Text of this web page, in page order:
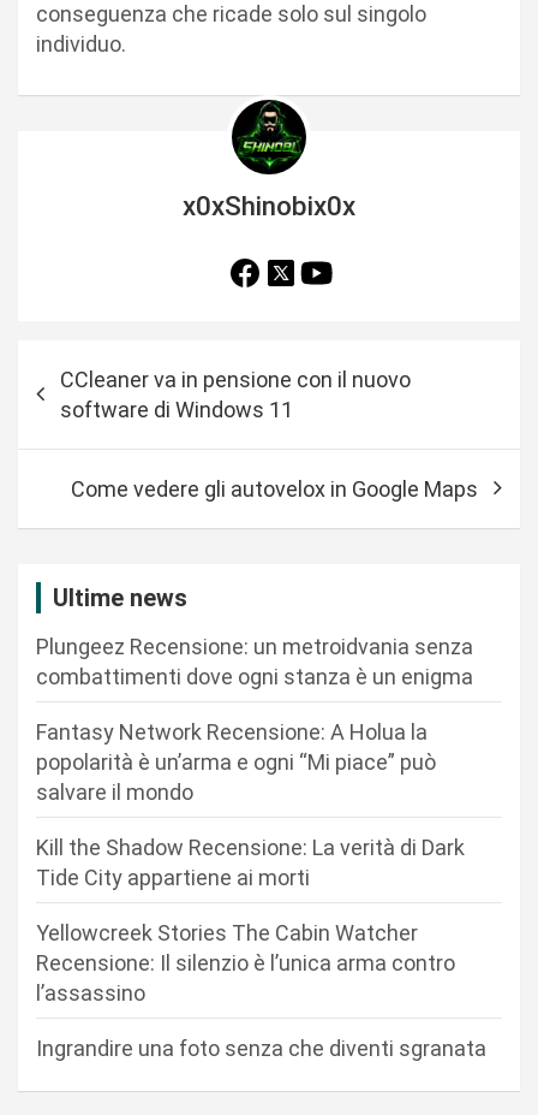
conseguenza che ricade solo sul singolo
individuo.
x0xShinobix0x
CCleaner va in pensione con il nuovo
software di Windows 11
Come vedere gli autovelox in Google Maps
Ultime news
Plungeez Recensione: un metroidvania senza
combattimenti dove ogni stanza è un enigma
Fantasy Network Recensione: A Holua la
popolarità è un’arma e ogni “Mi piace” può
salvare il mondo
Kill the Shadow Recensione: La verità di Dark
Tide City appartiene ai morti
Yellowcreek Stories The Cabin Watcher
Recensione: Il silenzio è l’unica arma contro
l’assassino
Ingrandire una foto senza che diventi sgranata